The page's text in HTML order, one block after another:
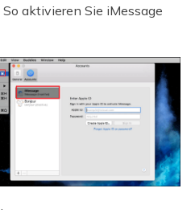
aktivieren Sie iMessage